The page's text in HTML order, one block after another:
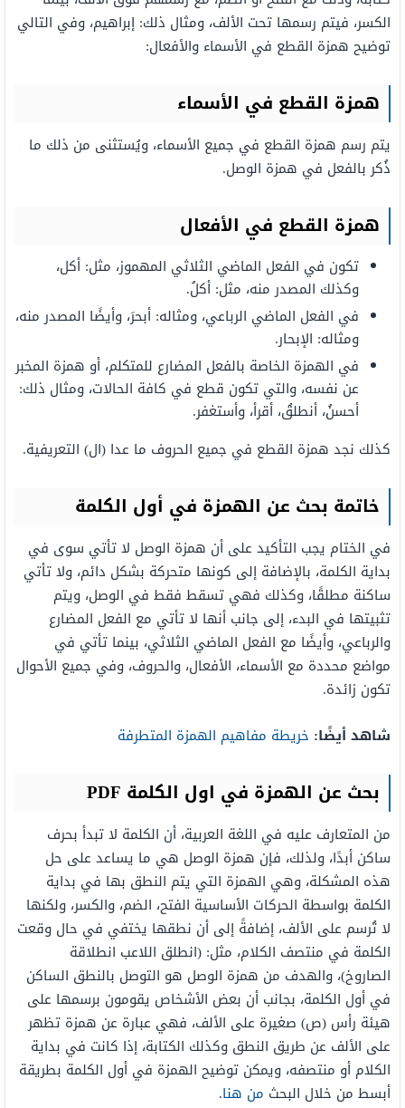
الكسر، فيتم رسمها تحت الألف، ومثال ذلك: إبراهيم، وفي التالي
توضيح همزة القطع في الأسماء والأفعال:
همزة القطع في الأسماء
يتم رسم همزة القطع في جميع الأسماء، ويُستثنى من ذلك ما
ذُكر بالفعل في همزة الوصل.
همزة القطع في الأفعال
تكون في الفعل الماضي الثلاثي المهموز، مثل: أكل،
وكذلك المصدر منه، مثل: أكلُ.
في الفعل الماضي الرباعي، ومثاله: أبحرَ، وأيضًا المصدر منه،
ومثاله: الإبحار.
في الهمزة الخاصة بالفعل المضارع للمتكلم، أو همزة المخبر
عن نفسه، والتي تكون قطع في كافة الحالات، ومثال ذلك:
أحسنُ، أنطلقُ، أقرأ، وأستغفر.
كذلك نجد همزة القطع في جميع الحروف ما عدا (ال) التعريفية.
خاتمة بحث عن الهمزة في أول الكلمة
في الختام يجب التأكيد على أن همزة الوصل لا تأتي سوى في
بداية الكلمة، بالإضافة إلى كونها متحركة بشكل دائم، ولا تأتي
ساكنة مطلقًا، وكذلك فهي تسقط فقط في الوصل، ويتم
تثبيتها في البدء، إلى جانب أنها لا تأتي مع الفعل المضارع
والرباعي، وأيضًا مع الفعل الماضي الثلاثي، بينما تأتي في
مواضع محددة مع الأسماء، الأفعال، والحروف، وفي جميع الأحوال
تكون زائدة.
شاهد أيضًا: خريطة مفاهيم الهمزة المتطرفة
بحث عن الهمزة في اول الكلمة PDF
من المتعارف عليه في اللغة العربية، أن الكلمة لا تبدأ بحرف
ساكن أبدًا، ولذلك، فإن همزة الوصل هي ما يساعد على حل
هذه المشكلة، وهي الهمزة التي يتم النطق بها في بداية
الكلمة بواسطة الحركات الأساسية الفتح، الضم، والكسر، ولكنها
لا تُرسم على الألف، إضافةً إلى أن نطقها يختفي في حال وقعت
الكلمة في منتصف الكلام، مثل: (انطلق اللاعب انطلاقة
الصاروخ)، والهدف من همزة الوصل هو التوصل بالنطق الساكن
في أول الكلمة، بجانب أن بعض الأشخاص يقومون برسمها على
هيئة رأس (ص) صغيرة على الألف، فهي عبارة عن همزة تظهر
على الألف عن طريق النطق وكذلك الكتابة، إذا كانت في بداية
الكلام أو منتصفه، ويمكن توضيح الهمزة في أول الكلمة بطريقة
أبسط من خلال البحث من هنا.